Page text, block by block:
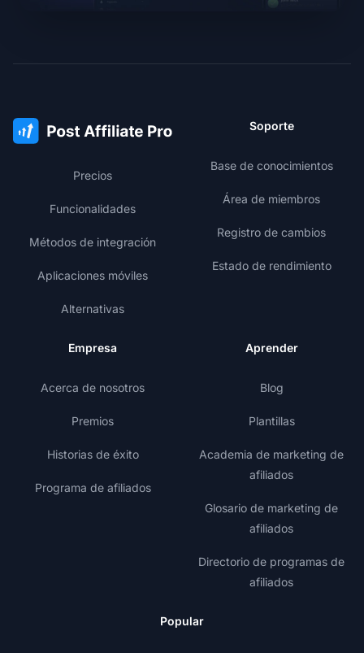
Precios
Funcionalidades
Métodos de integración
Aplicaciones móviles
Alternativas
Soporte
Base de conocimientos
Área de miembros
Registro de cambios
Estado de rendimiento
Empresa
Acerca de nosotros
Premios
Historias de éxito
Programa de afiliados
Aprender
Blog
Plantillas
Academia de marketing de
afiliados
Glosario de marketing de
afiliados
Directorio de programas de
afiliados
Popular